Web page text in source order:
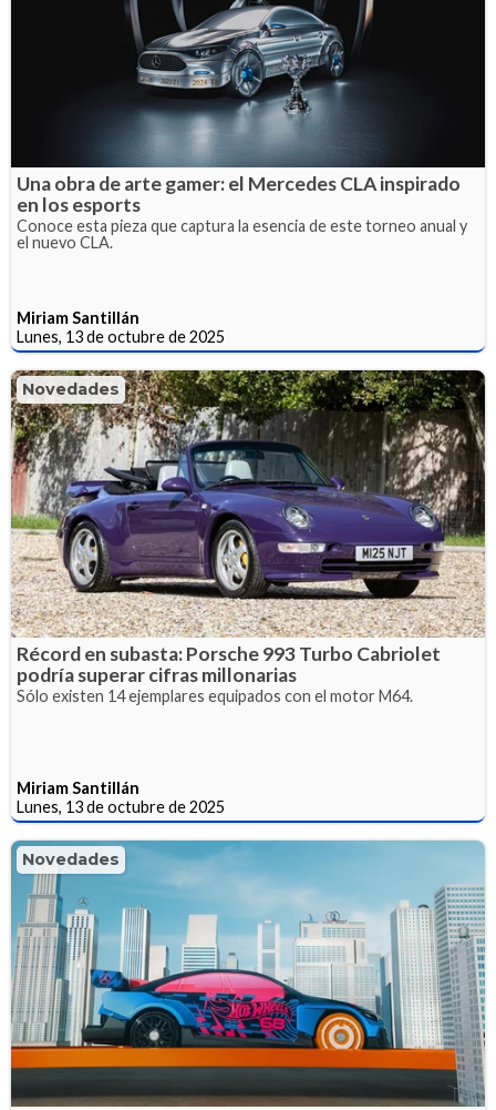
Una obra de arte gamer: el Mercedes CLA inspirado
en los esports
Conoce esta pieza que captura la esencia de este torneo anual y
el nuevo CLA.
Miriam Santillán
Lunes, 13 de octubre de 2025
Novedades
Récord en subasta: Porsche 993 Turbo Cabriolet
podría superar cifras millonarias
Sólo existen 14 ejemplares equipados con el motor M64.
Miriam Santillán
Lunes, 13 de octubre de 2025
Novedades